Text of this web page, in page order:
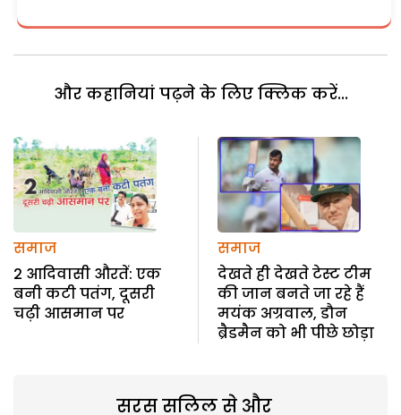
और कहानियां पढ़ने के लिए क्लिक करें...
समाज
2 आदिवासी औरतें: एक
बनी कटी पतंग, दूसरी
चढ़ी आसमान पर
समाज
देखते ही देखते टेस्ट टीम
की जान बनते जा रहे हैं
मयंक अग्रवाल, डौन
ब्रैडमैन को भी पीछे छोड़ा
सरस सलिल से और